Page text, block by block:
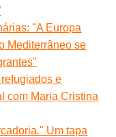
"A Europa
Mediterrâneo se
e
com Maria Cristina
Um tapa